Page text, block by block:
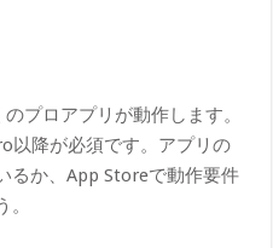
プロアプリが動作します。
以降が必須です。アプリの
るか、App Storeで動作要件